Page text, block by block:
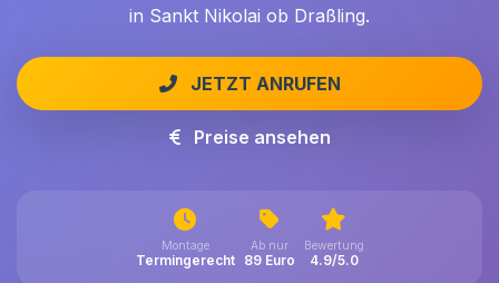
in Sankt Nikolai ob Draßling.
JETZT ANRUFEN
Preise ansehen
Montage
Termingerecht
Ab nur
89 Euro
Bewertung
4.9/5.0